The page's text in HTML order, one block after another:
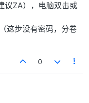
议ZA），电脑双击或
这步没有密码，分卷
0